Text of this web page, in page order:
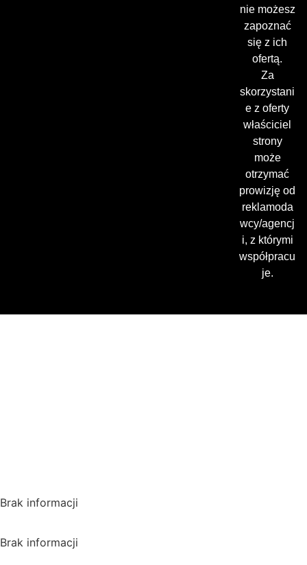
nie możesz
zapoznać
się z ich
ofertą.
Za
skorzystani
e z oferty
właściciel
strony
może
otrzymać
prowizję od
reklamoda
wcy/agencj
i, z którymi
współpracu
je.
Brak informacji
Brak informacji